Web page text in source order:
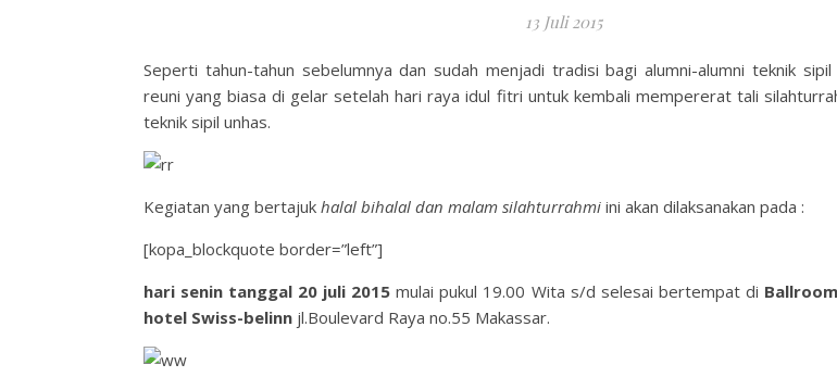
13 Juli 2015
Seperti tahun-tahun sebelumnya dan sudah menjadi tradisi bagi alumni-alumni teknik sipil
reuni yang biasa di gelar setelah hari raya idul fitri untuk kembali mempererat tali
teknik sipil unhas.
Kegiatan yang bertajuk halal bihalal dan malam silahturrahmi ini akan dilaksanakan pada :
[kopa_blockquote border=”left”]
hari senin tanggal 20 juli 2015 mulai pukul 19.00 Wita s/d selesai bertempat di
hotel Swiss-belinn jl.Boulevard Raya no.55 Makassar.